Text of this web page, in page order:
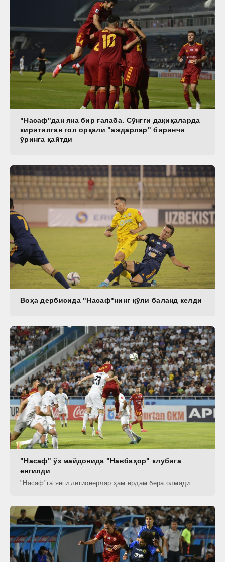
"Насаф"дан яна бир ғалаба. Сўнгги дақиқаларда
киритилган гол орқали "аждарлар" биринчи
ўринга қайтди
Воҳа дербисида "Насаф"нинг қўли баланд келди
"Насаф" ўз майдонида "Навбаҳор" клубига
енгилди
"Насаф"га янги легионерлар ҳам ёрдам бера олмади